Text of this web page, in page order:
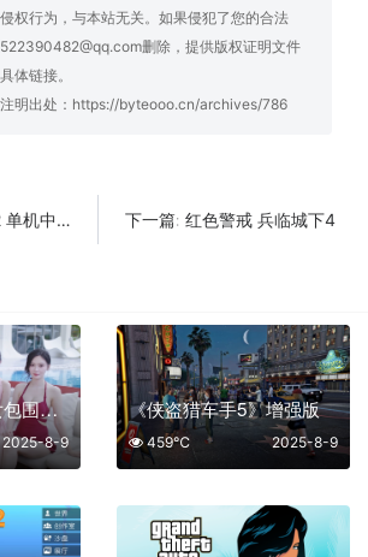
权行为，与本站无关。如果侵犯了您的合法
删除，提供版权证明文件
体链接。
明出处： https://byteooo.cn/archives/786
中文版 下一篇: 红色警戒 兵临城下4
《完蛋！我被美女包围了！前传》真人美女恋爱影游 中文版
2025-8-9
《侠盗猎车手5》增强版
2025-8-9
459℃